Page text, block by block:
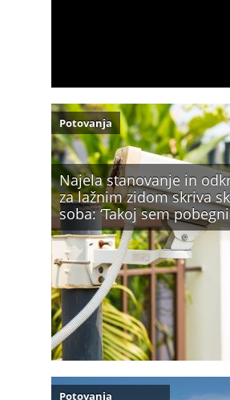
Najela stanovanje in
za lažnim zidom skriva
soba: ‘Takoj sem
Potovanja
Potovanja